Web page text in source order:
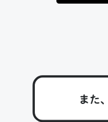
回線代ほとんどかか
https://
34